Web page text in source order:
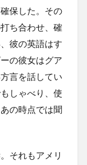
保した。その
ち合わせ、確
彼の英語はす
の彼女はグア
言を話してい
しゃべり、使
の時点では聞
それもアメリ